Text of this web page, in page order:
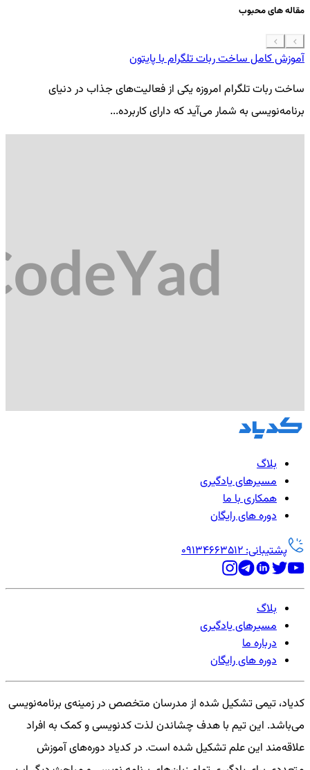
مقاله های محبوب
آموزش کامل ساخت ربات تلگرام با پایتون
ساخت ربات تلگرام امروزه یکی از فعالیت‌های جذاب در دنیای
برنامه‌نویسی به شمار می‌آید که دارای کاربرده...
بلاگ
مسیرهای یادگیری
همکاری با ما
دوره های رایگان
پشتیبانی: 09134663512
بلاگ
مسیرهای یادگیری
درباره ما
دوره های رایگان
کدیاد، تیمی تشکیل شده از مدرسان متخصص در زمینه‌ی برنامه‌نویسی
می‌باشد. این تیم با هدف چشاندن لذت کدنویسی و کمک به افراد
علاقه‌مند این علم تشکیل شده است. در کدیاد دوره‌های آموزش